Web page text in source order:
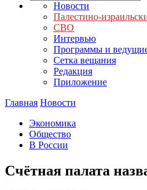
Новости
Палестино-
СВО
Интервью
Программы и
Сетка вещания
Редакция
Приложение
Главная Новости
Экономика
Общество
В России
Счётная палата